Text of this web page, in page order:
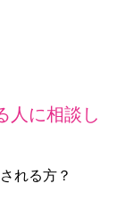
人に相談し
れる方？